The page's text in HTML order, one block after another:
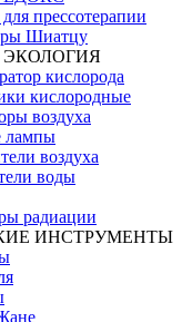
прессотерапии
Шиатцу
кислорода
кислородные
воздуха
лампы
воздуха
воды
радиации
ИНСТРУМЕНТЫ